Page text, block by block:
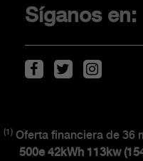
Financiación
Localiza tu
Descarga de
CLIENTES
Síganos en:
(1) Oferta financiera de 36
500e 42kWh 113kw